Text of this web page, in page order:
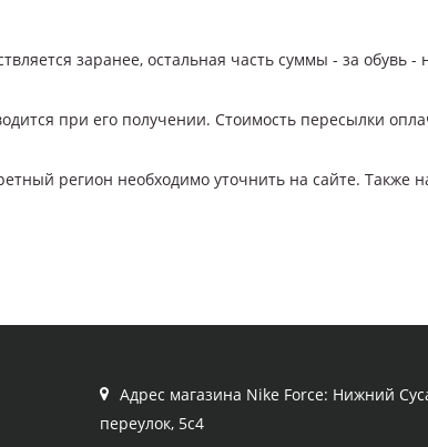
заранее, остальная часть суммы - за обувь -
при его получении. Стоимость пересылки
регион необходимо уточнить на сайте. Также
Адрес магазина Nike Force: Нижний
переулок, 5с4